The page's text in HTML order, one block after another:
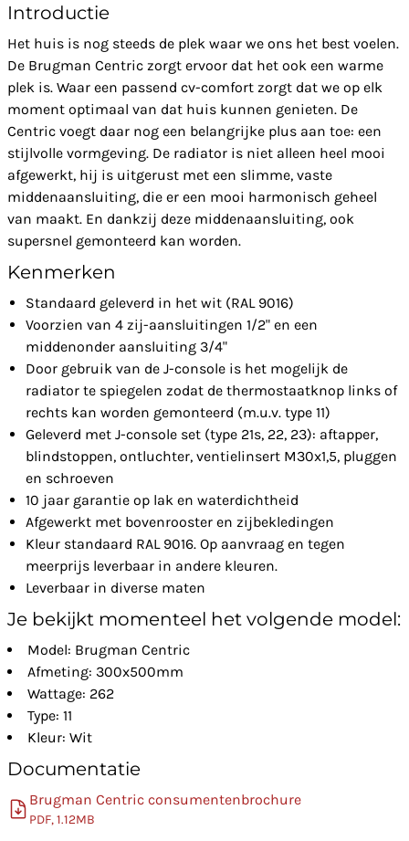
Introductie
Het huis is nog steeds de plek waar we ons het best voelen.
De Brugman Centric zorgt ervoor dat het ook een warme
plek is. Waar een passend cv-comfort zorgt dat we op elk
moment optimaal van dat huis kunnen genieten. De
Centric voegt daar nog een belangrijke plus aan toe: een
stijlvolle vormgeving. De radiator is niet alleen heel mooi
afgewerkt, hij is uitgerust met een slimme, vaste
middenaansluiting, die er een mooi harmonisch geheel
van maakt. En dankzij deze middenaansluiting, ook
supersnel gemonteerd kan worden.
Kenmerken
Standaard geleverd in het wit (RAL 9016)
Voorzien van 4 zij-aansluitingen 1/2" en een
middenonder aansluiting 3/4"
Door gebruik van de J-console is het mogelijk de
radiator te spiegelen zodat de thermostaatknop links of
rechts kan worden gemonteerd (m.u.v. type 11)
Geleverd met J-console set (type 21s, 22, 23): aftapper,
blindstoppen, ontluchter, ventielinsert M30x1,5, pluggen
en schroeven
10 jaar garantie op lak en waterdichtheid
Afgewerkt met bovenrooster en zijbekledingen
Kleur standaard RAL 9016. Op aanvraag en tegen
meerprijs leverbaar in andere kleuren.
Leverbaar in diverse maten
Je bekijkt momenteel het volgende model:
Model: Brugman Centric
Afmeting: 300x500mm
Wattage: 262
Type: 11
Kleur: Wit
Documentatie
Brugman Centric consumentenbrochure
PDF, 1.12MB